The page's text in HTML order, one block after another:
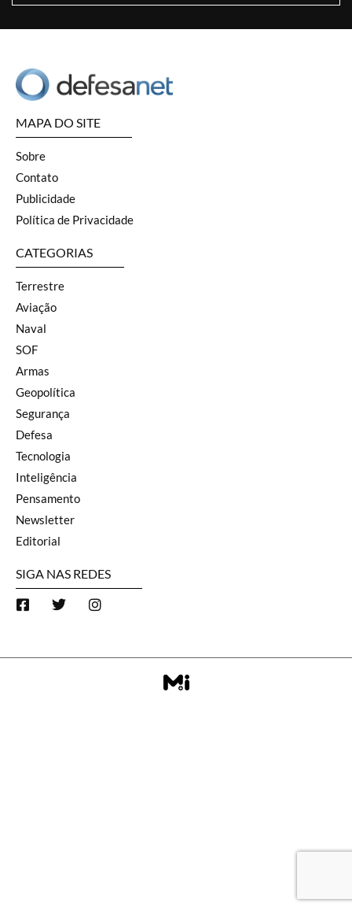
MAPA DO SITE
Sobre
Contato
Publicidade
Política de Privacidade
CATEGORIAS
Terrestre
Aviação
Naval
SOF
Armas
Geopolítica
Segurança
Defesa
Tecnologia
Inteligência
Pensamento
Newsletter
Editorial
SIGA NAS REDES